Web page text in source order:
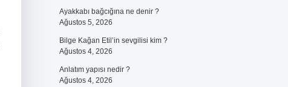
Ayakkabı bağcığına ne denir ?
Ağustos 5, 2026
Bilge Kağan Etil’in sevgilisi kim ?
Ağustos 4, 2026
Anlatım yapısı nedir ?
Ağustos 4, 2026